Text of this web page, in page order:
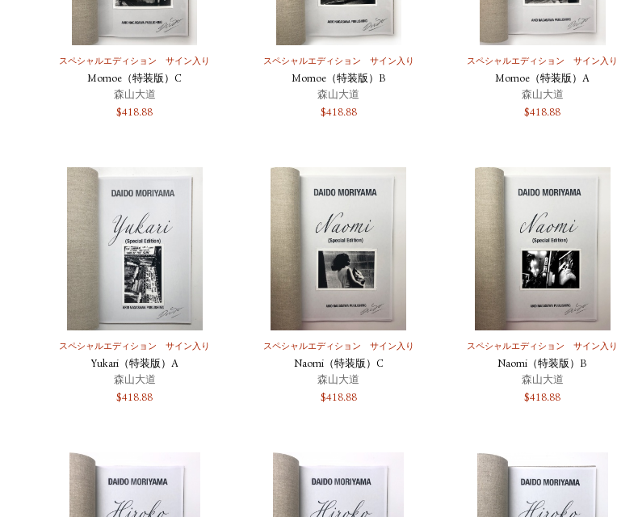
スペシャルエディション サイン入り
Momoe（特装版）C
森山大道
$418.88
スペシャルエディション サイン入り
Momoe（特装版）B
森山大道
$418.88
スペシャルエディション サイン入り
Momoe（特装版）A
森山大道
$418.88
スペシャルエディション サイン入り
Yukari（特装版）A
森山大道
$418.88
スペシャルエディション サイン入り
Naomi（特装版）C
森山大道
$418.88
スペシャルエディション サイン入り
Naomi（特装版）B
森山大道
$418.88